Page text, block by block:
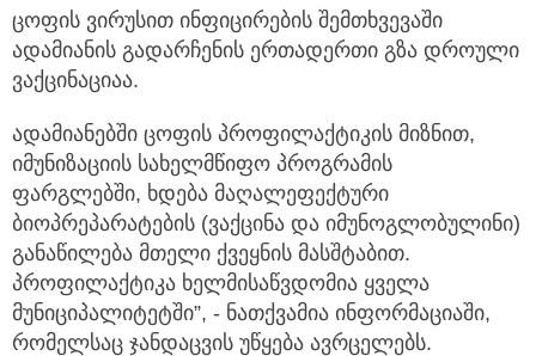
ცოფის ვირუსით ინფიცირების შემთხვევაში
ადამიანის გადარჩენის ერთადერთი გზა დროული
ვაქცინაციაა.
ადამიანებში ცოფის პროფილაქტიკის მიზნით,
იმუნიზაციის სახელმწიფო პროგრამის
ფარგლებში, ხდება მაღალეფექტური
ბიოპრეპარატების (ვაქცინა და იმუნოგლობულინი)
განაწილება მთელი ქვეყნის მასშტაბით.
პროფილაქტიკა ხელმისაწვდომია ყველა
მუნიციპალიტეტში”, - ნათქვამია ინფორმაციაში,
რომელსაც ჯანდაცვის უწყება ავრცელებს.